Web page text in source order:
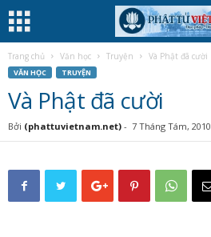
Trang chủ Văn học Truyện Và Phật đã cười
VĂN HỌC TRUYỆN
Và Phật đã cười
Bởi (phattuvietnam.net) - 7 Tháng Tám, 2010